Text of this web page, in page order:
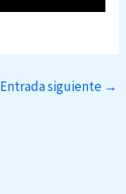
Entrada siguiente →